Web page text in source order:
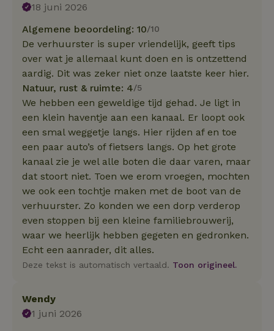
18 juni 2026
Algemene beoordeling: 10/10
De verhuurster is super vriendelijk, geeft tips
over wat je allemaal kunt doen en is ontzettend
aardig. Dit was zeker niet onze laatste keer hier.
Natuur, rust & ruimte: 4/5
We hebben een geweldige tijd gehad. Je ligt in
een klein haventje aan een kanaal. Er loopt ook
een smal weggetje langs. Hier rijden af en toe
een paar auto’s of fietsers langs. Op het grote
kanaal zie je wel alle boten die daar varen, maar
dat stoort niet. Toen we erom vroegen, mochten
we ook een tochtje maken met de boot van de
verhuurster. Zo konden we een dorp verderop
even stoppen bij een kleine familiebrouwerij,
waar we heerlijk hebben gegeten en gedronken.
Echt een aanrader, dit alles.
Deze tekst is automatisch vertaald. Toon origineel.
Wendy
1 juni 2026